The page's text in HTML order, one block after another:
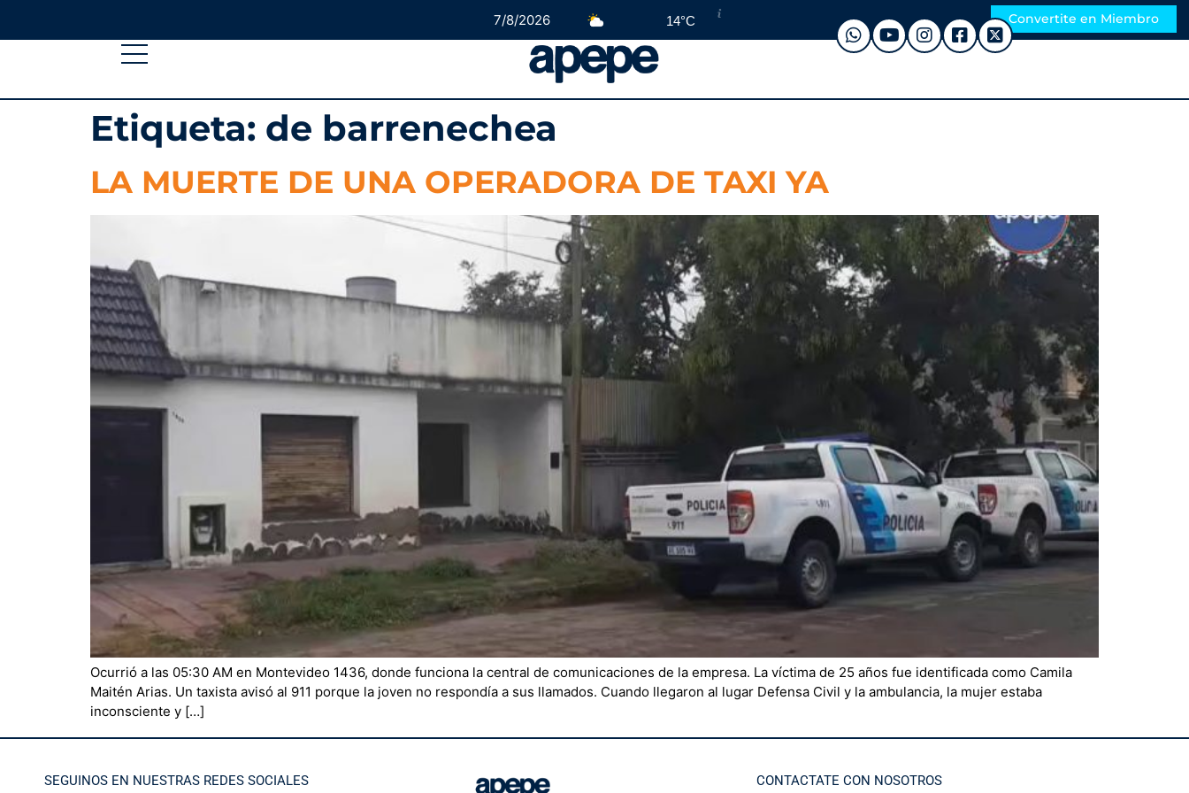
7/8/2026 14°C Convertite en Miembro
Etiqueta: de barrenechea
LA MUERTE DE UNA OPERADORA DE TAXI YA
Ocurrió a las 05:30 AM en Montevideo 1436, donde funciona la central de comunicaciones de la empresa. La víctima de 25 años fue identificada como Camila
Maitén Arias. Un taxista avisó al 911 porque la joven no respondía a sus llamados. Cuando llegaron al lugar Defensa Civil y la ambulancia, la mujer estaba
inconsciente y […]
SEGUINOS EN NUESTRAS REDES SOCIALES CONTACTATE CON NOSOTROS